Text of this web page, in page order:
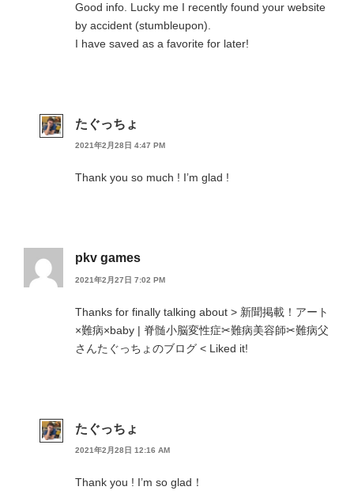
Good info. Lucky me I recently found your website
by accident (stumbleupon).
I have saved as a favorite for later!
たぐっちょ
2021年2月28日 4:47 PM
Thank you so much ! I’m glad !
pkv games
2021年2月27日 7:02 PM
Thanks for finally talking about > 新聞掲載！アート
×難病×baby | 脊髄小脳変性症✂︎難病美容師✂︎難病父
さんたぐっちょのブログ < Liked it!
たぐっちょ
2021年2月28日 12:16 AM
Thank you ! I’m so glad！